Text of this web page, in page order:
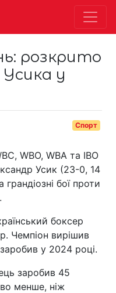
розкрито
у
Спорт
WBO, WBA та IBO
Усик (23-0, 14
бої проти
боксер
Чемпіон вирішив
у 2024 році.
заробив 45
менше, ніж